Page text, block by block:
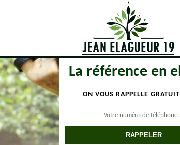
La référence en
ON VOUS RAPPELLE